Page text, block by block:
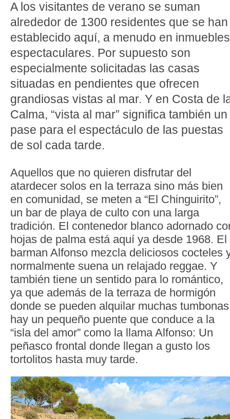
A los visitantes de verano se suman
alrededor de 1300 residentes que se han
establecido aquí, a menudo en inmuebles
espectaculares. Por supuesto son
especialmente solicitadas las casas
situadas en pendientes que ofrecen
grandiosas vistas al mar. Y en Costa de
Calma, “vista al mar” significa también un
pase para el espectáculo de las puestas
de sol cada tarde.
Aquellos que no quieren disfrutar del
atardecer solos en la terraza sino más bien
en comunidad, se meten a “El Chinguirito”,
un bar de playa de culto con una larga
tradición. El contenedor blanco adornado
hojas de palma está aquí ya desde 1968. El
barman Alfonso mezcla deliciosos cocteles
normalmente suena un relajado reggae. Y
también tiene un sentido para lo romántico,
ya que además de la terraza de hormigón
donde se pueden alquilar muchas
hay un pequeño puente que conduce a la
“isla del amor” como la llama Alfonso: Un
peñasco frontal donde llegan a gusto los
tortolitos hasta muy tarde.